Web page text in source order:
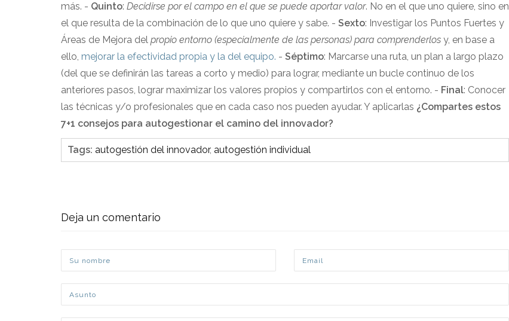
más. - Quinto: Decidirse por el campo en el que se puede aportar valor. No en el que uno quiere, sino en
el que resulta de la combinación de lo que uno quiere y sabe. - Sexto: Investigar los Puntos Fuertes y
Áreas de Mejora del propio entorno (especialmente de las personas) para comprenderlos y, en base a
ello, mejorar la efectividad propia y la del equipo. - Séptimo: Marcarse una ruta, un plan a largo plazo
(del que se definirán las tareas a corto y medio) para lograr, mediante un bucle continuo de los
anteriores pasos, lograr maximizar los valores propios y compartirlos con el entorno. - Final: Conocer
las técnicas y/o profesionales que en cada caso nos pueden ayudar. Y aplicarlas ¿Compartes estos
7+1 consejos para autogestionar el camino del innovador?
Tags: autogestión del innovador, autogestión individual
Deja un comentario